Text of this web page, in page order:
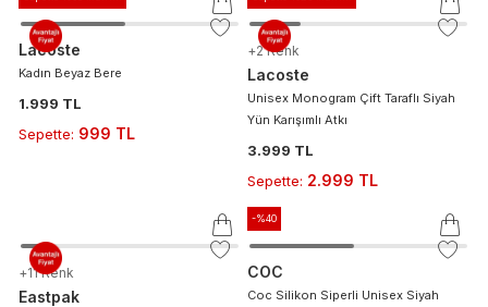
Lacoste
Kadın Beyaz Bere
1.999 TL
Sepette: 999 TL
+2 Renk
Lacoste
Unisex Monogram Çift Taraflı Siyah
Yün Karışımlı Atkı
3.999 TL
Sepette: 2.999 TL
+11 Renk
Eastpak
-%40
COC
Coc Silikon Siperli Unisex Siyah